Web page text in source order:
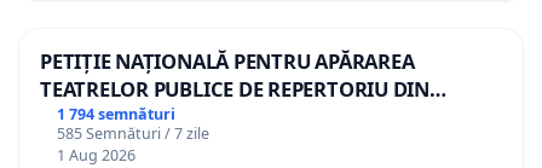
PETIȚIE NAȚIONALĂ PENTRU APĂRAREA
TEATRELOR PUBLICE DE REPERTORIU DIN
ROMÂNIA
1 794 semnături
585 Semnături / 7 zile
1 Aug 2026